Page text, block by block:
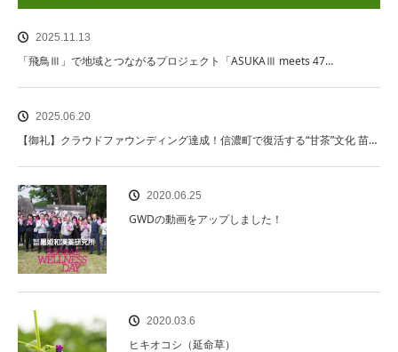
2025.11.13
「飛鳥Ⅲ」で地域とつながるプロジェクト「ASUKAⅢ meets 47…
2025.06.20
【御礼】クラウドファウンディング達成！信濃町で復活する“甘茶”文化 苗…
2020.06.25
GWDの動画をアップしました！
2020.03.6
ヒキオコシ（延命草）